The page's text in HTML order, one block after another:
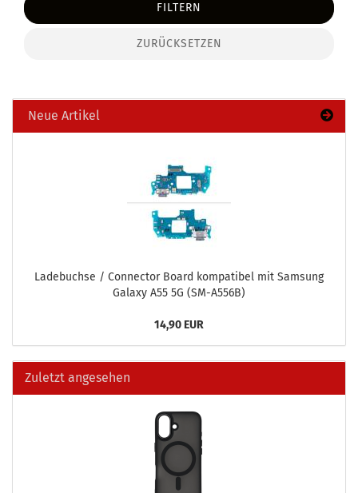
FILTERN
ZURÜCKSETZEN
Neue Artikel
La­de­buch­se / Con­nec­tor Board kom­pa­ti­bel mit Sam­sung
Ga­la­xy A55 5G (SM-​A556B)
14,90 EUR
Zuletzt angesehen